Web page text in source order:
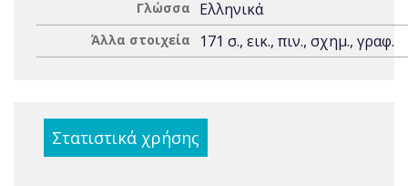
Γλώσσα Ελληνικά
Άλλα στοιχεία 171 σ., εικ., πιν., σχημ., γραφ.
Στατιστικά χρήσης